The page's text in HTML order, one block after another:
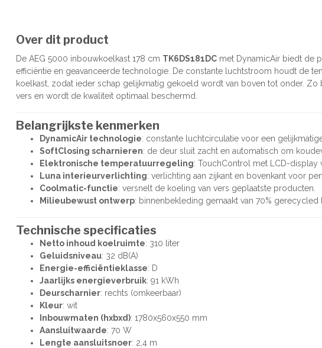
Over dit product
De AEG 5000 inbouwkoelkast 178 cm TK6DS181DC met DynamicAir biedt de
efficiëntie en geavanceerde technologie. De constante luchtstroom houdt de
koelkast, zodat ieder schap gelijkmatig gekoeld wordt van boven tot onder. Zo
vers en wordt de kwaliteit optimaal beschermd.
Belangrijkste kenmerken
DynamicAir technologie: constante luchtcirculatie voor een
SoftClosing scharnieren: de deur sluit zacht en automatisch om
Elektronische temperatuurregeling: TouchControl met LCD-display
Luna interieurverlichting: verlichting aan zijkant en bovenkant voor
Coolmatic-functie: versnelt de koeling van vers geplaatste producten.
Milieubewust ontwerp: binnenbekleding gemaakt van 70% gerecycled
Technische specificaties
Netto inhoud koelruimte: 310 liter
Geluidsniveau: 32 dB(A)
Energie-efficiëntieklasse: D
Jaarlijks energieverbruik: 91 kWh
Deurscharnier: rechts (omkeerbaar)
Kleur: wit
Inbouwmaten (hxbxd): 1780x560x550 mm
Aansluitwaarde: 70 W
Lengte aansluitsnoer: 2,4 m